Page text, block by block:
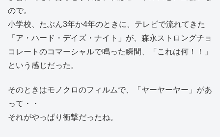
ので。
小学校、たぶん3年か4年のときに、テレビで流れてきた
「ア・ハード・デイズ・ナイト」が、森永ストロングチョ
コレートのコマーシャルで鳴った瞬間、「これは何！！」
という感じだった。
そのときはモノクロのフィルムで、「ヤーヤーヤー」があ
って・・
それがやっぱり衝撃だったね。